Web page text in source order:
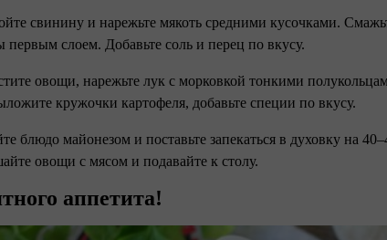
свинину и нарежьте мякоть средними кусочками.
первым слоем. Добавьте соль и перец по вкусу.
овощи, нарежьте лук с морковкой тонкими
кружочки картофеля, добавьте специи по вкусу.
блюдо майонезом и поставьте запекаться в духовку на
овощи с мясом и подавайте к столу.
аппетита!